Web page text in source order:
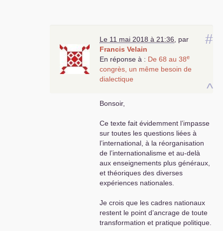
#
^
Le 11 mai 2018 à 21:36
par
Francis Velain
En réponse à : De 68 au 38e
congrès, un même besoin de
dialectique
Bonsoir,
Ce texte fait évidemment l’impasse
sur toutes les questions liées à
l’international, à la réorganisation
de l’internationalisme et au-delà
aux enseignements plus généraux,
et théoriques des diverses
expériences nationales.
Je crois que les cadres nationaux
restent le point d’ancrage de toute
transformation et pratique politique.